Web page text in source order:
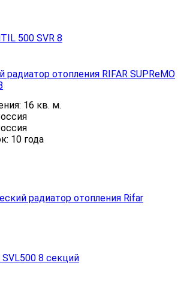
радиатор отопления RIFAR SUPReMO
16 кв. м.
10 года